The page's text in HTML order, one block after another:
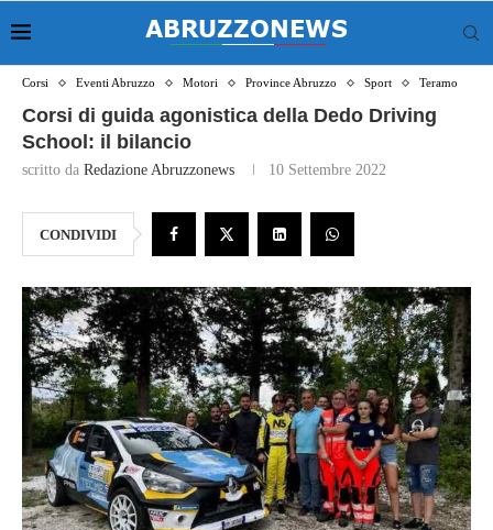
Corsi Eventi Abruzzo Motori Province Abruzzo Sport Teramo
Corsi di guida agonistica della Dedo Driving
School: il bilancio
scritto da Redazione Abruzzonews 10 Settembre 2022
CONDIVIDI